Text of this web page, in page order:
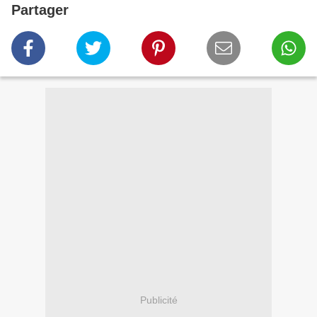
Partager
Publicité